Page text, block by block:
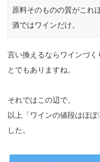
原料そのものの質がこれ
酒ではワインだけ。
言い換えるならワインづ
とでもありますね。
それではこの辺で。
以上「ワインの値段はほ
した。